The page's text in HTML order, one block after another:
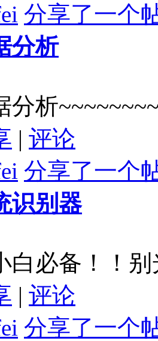
分享了一个
分析
分析
| 评论
分享了一个
识别器
白必备！！
| 评论
分享了一个